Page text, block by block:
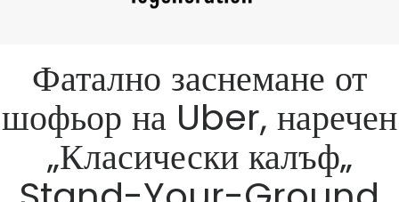
Фатално заснемане от
шофьор на Uber, наречен
„Класически калъф„